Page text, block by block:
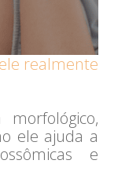
realmente
ele ajuda a
e